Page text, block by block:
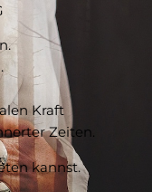
Kraft
Zeiten.
kannst.